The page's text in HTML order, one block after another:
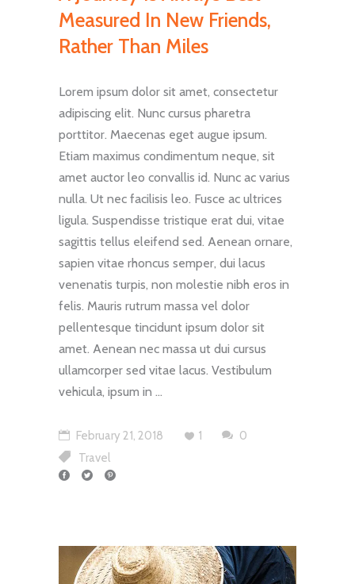
Measured In New Friends,
Rather Than Miles
Lorem ipsum dolor sit amet, consectetur
adipiscing elit. Nunc cursus pharetra
porttitor. Maecenas eget augue ipsum.
Etiam maximus condimentum neque, sit
amet auctor leo convallis id. Nunc ac varius
nulla. Ut nec facilisis leo. Fusce ac ultrices
ligula. Suspendisse tristique erat dui, vitae
sagittis tellus eleifend sed. Aenean ornare,
sapien vitae rhoncus semper, dui lacus
venenatis turpis, non molestie nibh eros in
felis. Mauris rutrum massa vel dolor
pellentesque tincidunt ipsum dolor sit
amet. Aenean nec massa ut dui cursus
ullamcorper sed vitae lacus. Vestibulum
vehicula, ipsum in
February 21, 2018 1
0
Travel